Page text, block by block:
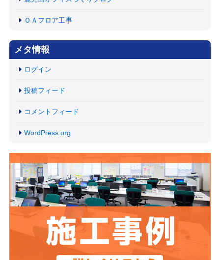
ＯＡフロア工事
メタ情報
ログイン
投稿フィード
コメントフィード
WordPress.org